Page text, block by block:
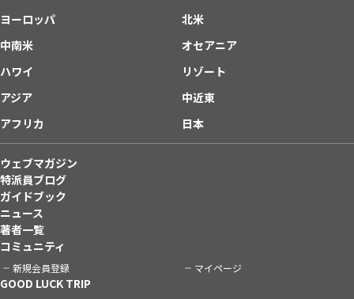
ヨーロッパ
北米
中南米
オセアニア
ハワイ
リゾート
アジア
中近東
アフリカ
日本
ウェブマガジン
特派員ブログ
ガイドブック
ニュース
著者一覧
コミュニティ
新規会員登録 マイページ
GOOD LUCK TRIP